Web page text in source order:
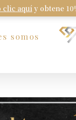
clic aquí y obtene
somos